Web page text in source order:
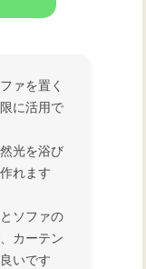
ァを置く
に活用で
光を浴び
れます
ソファの
カーテン
いです